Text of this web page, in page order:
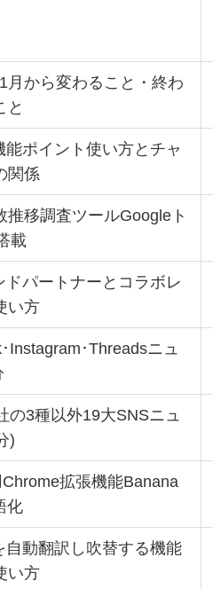
月から変わること・終わ
と
能ポイント使い方とチャ
関係
推移調査ツールGoogleト
載
ドパートナーとコラボレ
い方
Instagram･Threadsニュ
の3種以外19大SNSニュ
)
拡張機能Banana
化
自動翻訳し吹替する機能
い方